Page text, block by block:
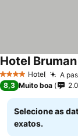
4 EstrelasHotel A
Hotel Bruman
8,3 Muito boa
Selecione as
exatos.